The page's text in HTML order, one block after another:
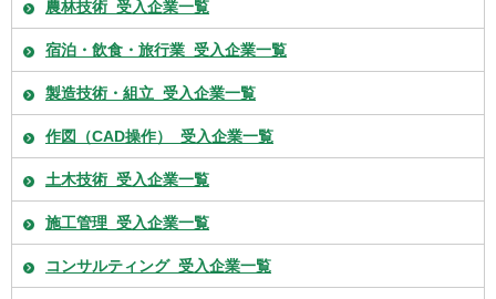
農林技術_受入企業一覧
宿泊・飲食・旅行業_受入企業一覧
製造技術・組立_受入企業一覧
作図（CAD操作）_受入企業一覧
土木技術_受入企業一覧
施工管理_受入企業一覧
コンサルティング_受入企業一覧